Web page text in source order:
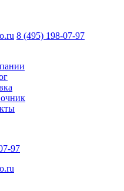
8 (495) 198-07-97
97